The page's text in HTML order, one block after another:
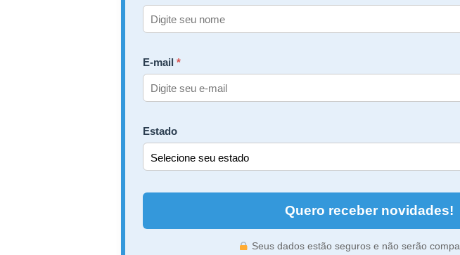
E-mail
Estado
Quero receber novidades!
Seus dados estão seguros e não serão